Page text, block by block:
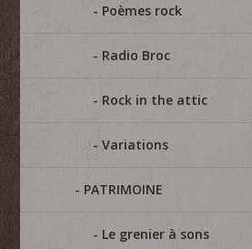
Poèmes rock
Radio Broc
Rock in the attic
Variations
PATRIMOINE
Le grenier à sons